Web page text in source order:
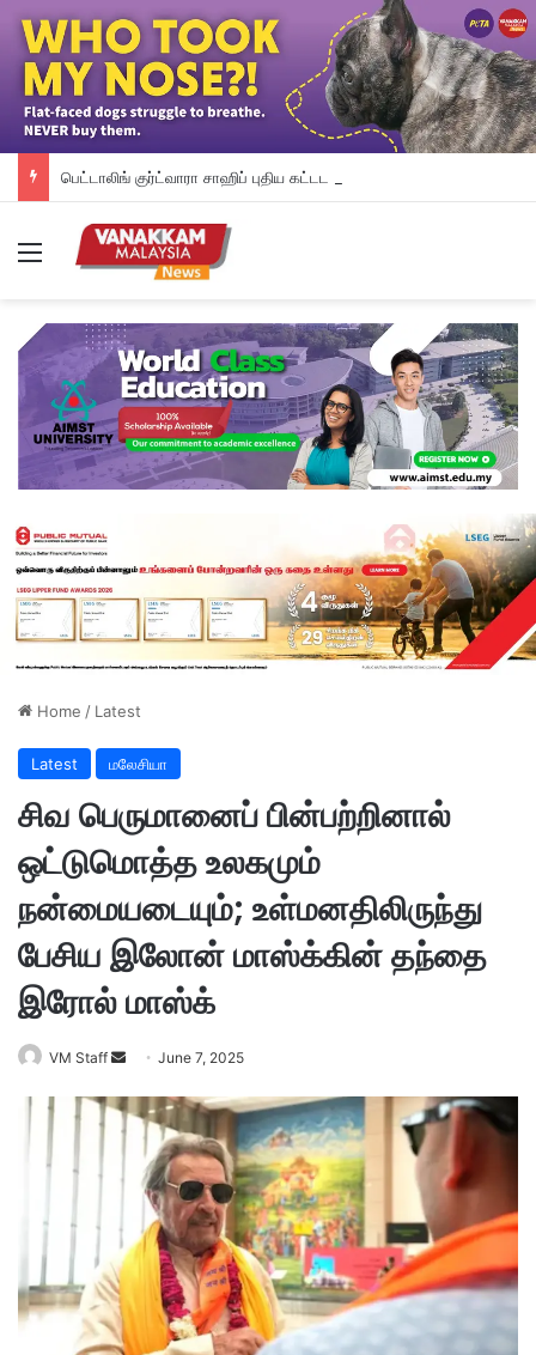
Menu
Home / Latest
Latest மலேசியா
சிவ பெருமானைப் பின்பற்றினால்
ஒட்டுமொத்த உலகமும்
நன்மையடையும்; உள்மனதிலிருந்து
பேசிய இலோன் மாஸ்க்கின் தந்தை
இரோல் மாஸ்க்
VM Staff
n
m
l
June 7, 2025